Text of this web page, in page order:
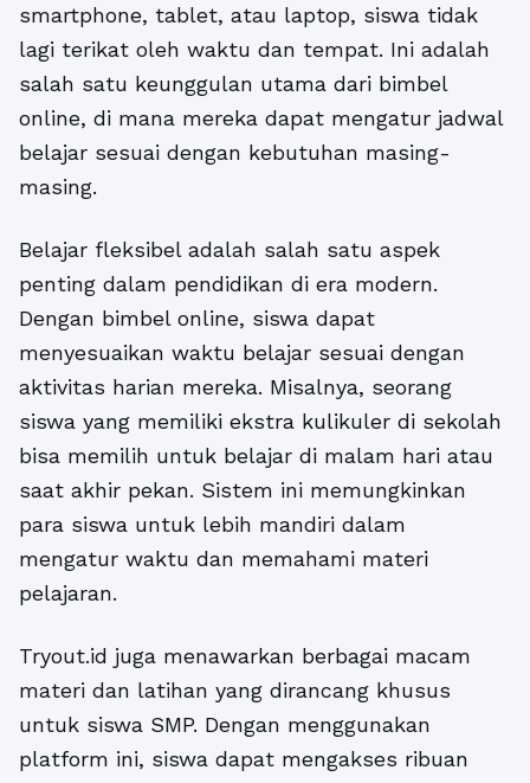
smartphone, tablet, atau laptop, siswa tidak
lagi terikat oleh waktu dan tempat. Ini adalah
salah satu keunggulan utama dari bimbel
online, di mana mereka dapat mengatur jadwal
belajar sesuai dengan kebutuhan masing-
masing.
Belajar fleksibel adalah salah satu aspek
penting dalam pendidikan di era modern.
Dengan bimbel online, siswa dapat
menyesuaikan waktu belajar sesuai dengan
aktivitas harian mereka. Misalnya, seorang
siswa yang memiliki ekstra kulikuler di sekolah
bisa memilih untuk belajar di malam hari atau
saat akhir pekan. Sistem ini memungkinkan
para siswa untuk lebih mandiri dalam
mengatur waktu dan memahami materi
pelajaran.
Tryout.id juga menawarkan berbagai macam
materi dan latihan yang dirancang khusus
untuk siswa SMP. Dengan menggunakan
platform ini, siswa dapat mengakses ribuan